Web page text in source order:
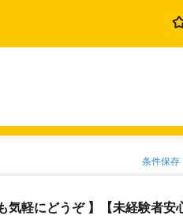
条件保存
気軽にどうぞ 】【未経験者安